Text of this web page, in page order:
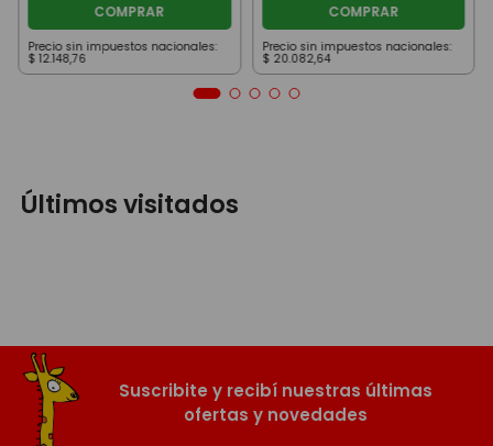
COMPRAR
Precio sin impuestos nacionales:
$ 12.148,76
COMPRAR
Precio sin impuestos nacionales:
$ 20.082,64
Últimos visitados
Suscribite y recibí nuestras últimas
ofertas y novedades